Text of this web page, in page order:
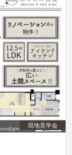
現地見学会